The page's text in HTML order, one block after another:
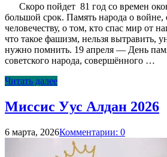
Скоро пойдет 81 год со времен
большой срок. Память народа о войне,
человечеству, о том, кто спас мир от
что такое фашизм, нельзя вытравить,
нужно помнить. 19 апреля — День
советского народа, совершённого …
Читать далее
Миссис Уус Алдан 2026
6 марта, 2026Комментарии: 0